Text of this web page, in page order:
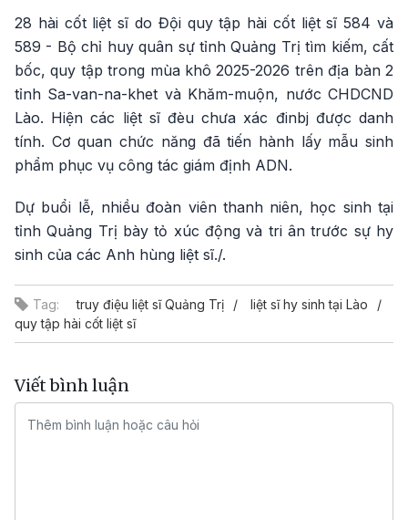
28 hài cốt liệt sĩ do Đội quy tập hài cốt liệt sĩ 584 và
589 - Bộ chỉ huy quân sự tỉnh Quảng Trị tìm kiếm, cất
bốc, quy tập trong mùa khô 2025-2026 trên địa bàn 2
tỉnh Sa-van-na-khet và Khăm-muộn, nước CHDCND
Lào. Hiện các liệt sĩ đèu chưa xác đinbj được danh
tính. Cơ quan chức năng đã tiến hành lấy mẫu sinh
phẩm phục vụ công tác giám định ADN.
Dự buổi lễ, nhiều đoàn viên thanh niên, học sinh tại
tỉnh Quảng Trị bày tỏ xúc động và tri ân trước sự hy
sinh của các Anh hùng liệt sĩ./.
Tag: truy điệu liệt sĩ Quảng Trị
liệt sĩ hy sinh tại Lào
quy tập hài cốt liệt sĩ
Viết bình luận